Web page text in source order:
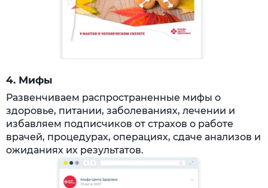
4. Мифы
Развенчиваем распространенные мифы о
здоровье, питании, заболеваниях, лечении и
избавляем подписчиков от страхов о работе
врачей, процедурах, операциях, сдаче анализов и
ожиданиях их результатов.